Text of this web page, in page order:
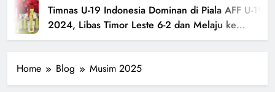
Timnas U-19 Indonesia Dominan di Piala AFF U-19
2024, Libas Timor Leste 6-2 dan Melaju ke
Semifinal
Home Blog Musim 2025